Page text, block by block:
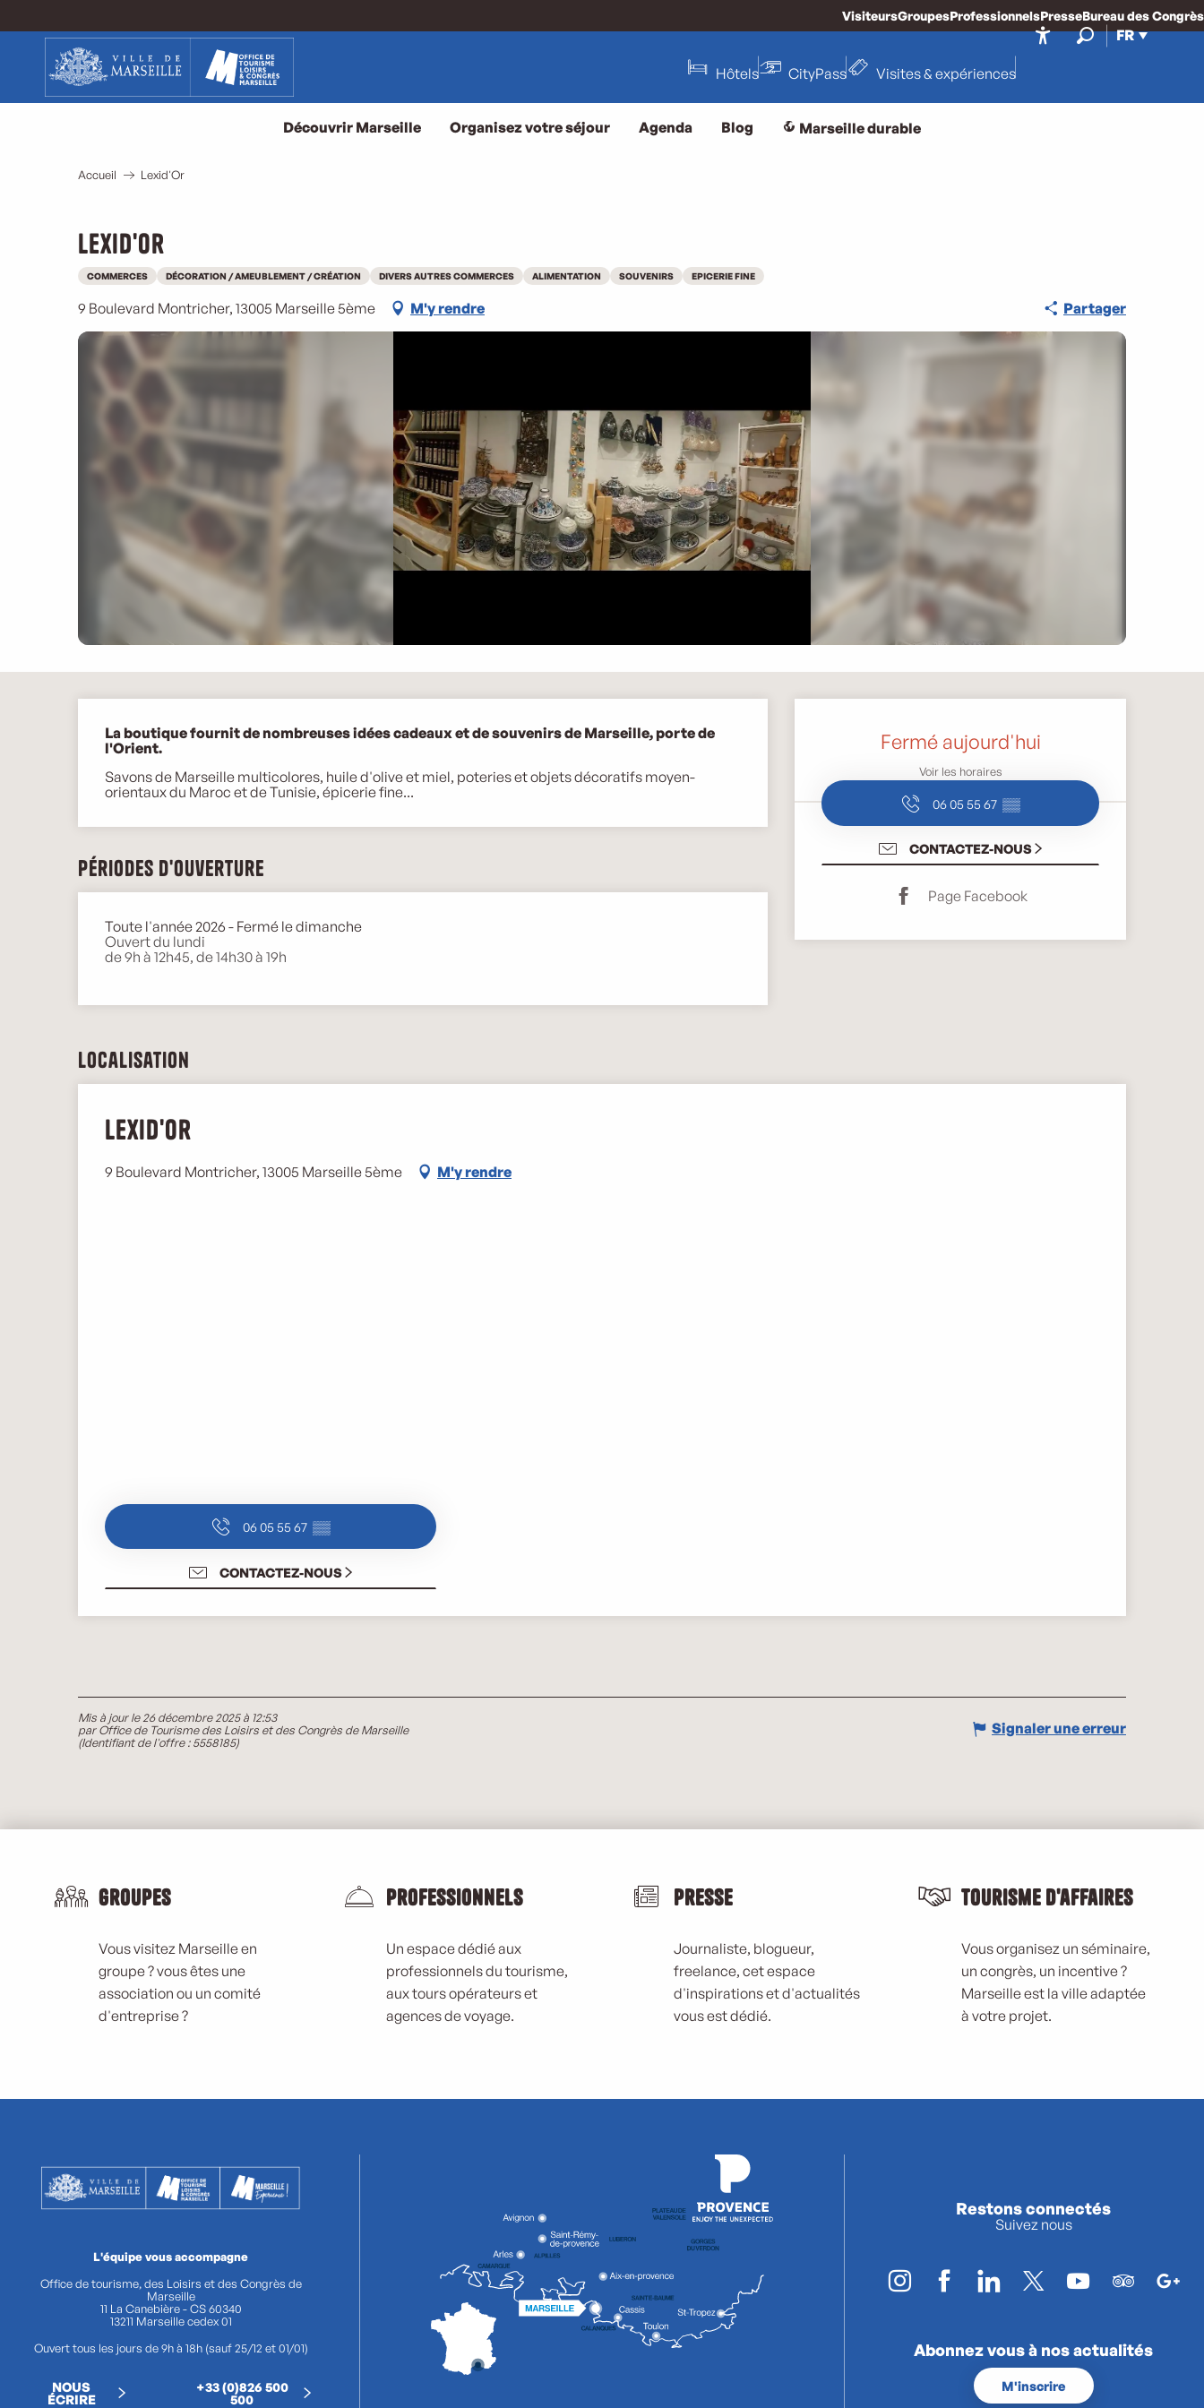
contenu
FR
VisiteursGroupesProfessionnelsPresseBureau des Congrès
Hôtels CityPass Visites & expériences
Découvrir Marseille Organisez votre séjour Agenda Blog Marseille durable
Accueil Lexid'Or
Lexid'Or
COMMERCES DÉCORATION / AMEUBLEMENT / CRÉATION DIVERS AUTRES COMMERCES ALIMENTATION SOUVENIRS EPICERIE FINE
9 Boulevard Montricher, 13005 Marseille 5ème M'y rendre Partager
Ouverture et
Fermé aujourd'hui
Voir les horaires
06 05 55 67 ▒▒
CONTACTEZ-NOUS
Page Facebook
Description
La boutique fournit de nombreuses idées cadeaux et de souvenirs de Marseille, porte de
l'Orient.
Savons de Marseille multicolores, huile d'olive et miel, poteries et objets décoratifs moyen-
orientaux du Maroc et de Tunisie, épicerie fine...
Périodes d'ouverture
Toute l'année 2026 - Fermé le dimanche
Ouvert du lundi
de 9h à 12h45, de 14h30 à 19h
Localisation
Lexid'Or
9 Boulevard Montricher, 13005 Marseille 5ème M'y rendre
06 05 55 67 ▒▒
CONTACTEZ-NOUS
Mis à jour le 26 décembre 2025 à 12:53
par Office de Tourisme des Loisirs et des Congrès de Marseille
(Identifiant de l'offre :5558185)
Signaler une erreur
Groupes
Vous visitez Marseille en
groupe ? vous êtes une
association ou un comité
d'entreprise ?
Professionnels
Un espace dédié aux
professionnels du tourisme,
aux tours opérateurs et
agences de voyage.
Presse
Journaliste, blogueur,
freelance, cet espace
d'inspirations et d'actualités
vous est dédié.
Tourisme d'affaires
Vous organisez un séminaire,
un congrès, un incentive ?
Marseille est la ville adaptée
à votre projet.
L'équipe vous accompagne
Office de tourisme, des Loisirs et des Congrès de
Marseille
11 La Canebière - CS 60340
13211 Marseille cedex 01
Ouvert tous les jours de 9h à 18h (sauf 25/12 et 01/01)
NOUS
ÉCRIRE
+33 (0)826 500
500
Restons connectés
Suivez nous
Abonnez vous à nos actualités
M'inscrire